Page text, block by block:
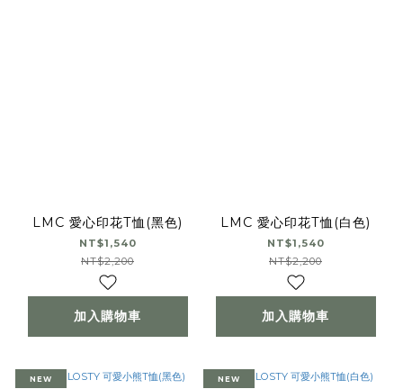
LMC 愛心印花T恤(黑色)
NT$1,540
NT$2,200
加入購物車
LMC 愛心印花T恤(白色)
NT$1,540
NT$2,200
加入購物車
NEW NEW